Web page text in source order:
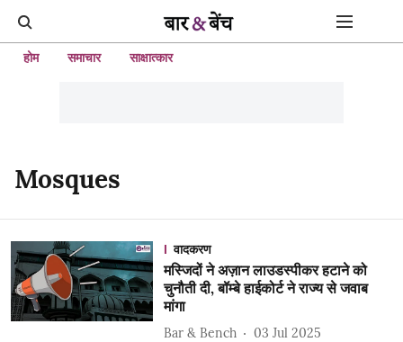
होम समाचार साक्षात्कार
Mosques
वादकरण
मस्जिदों ने अज़ान लाउडस्पीकर हटाने को
चुनौती दी, बॉम्बे हाईकोर्ट ने राज्य से जवाब
मांगा
Bar & Bench
03 Jul 2025